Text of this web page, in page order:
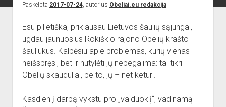
dropdown
Renginiai
dropdown
Miesto aikštė
Obelių paminklas
ISTORIJA
open
dropdown
menu
Lankytinos vietos
open
dropdown
menu
Bažnyčia
Muziejus
Kiti objektai
Obelių gimnazija
open
dropdown
menu
Gimnazistų naujienos
Gimnazistų kūryba
Kraštiečių kūryba
NUOTRAUKOS
Organizacijos
open
dropdown
Paskelbta 2017-07-24, autorius Obeliai.eu redakcija
Esu pilietiška, priklausau Lietuvos šaulių sąjungai,
ugdau jaunuosius Rokiškio rajono Obelių krašto
šauliukus. Kalbėsiu apie problemas, kurių vienas
neišspręsi, bet ir nutylėti jų nebegalima: tai tikri
Obelių skauduliai, be to, jų – net keturi.
Kasdien į darbą vykstu pro „vaiduoklį“, vadinamą